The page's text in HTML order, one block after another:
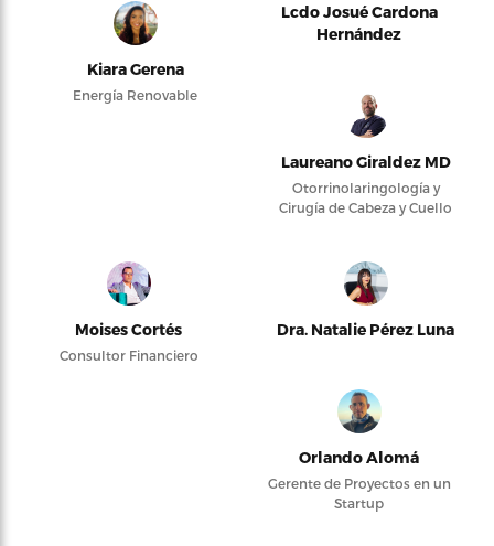
Kiara Gerena
Energía Renovable
Lcdo Josué Cardona
Hernández
Laureano Giraldez MD
Otorrinolaringología y
Cirugía de Cabeza y Cuello
Moises Cortés
Consultor Financiero
Dra. Natalie Pérez Luna
Orlando Alomá
Gerente de Proyectos en un
Startup